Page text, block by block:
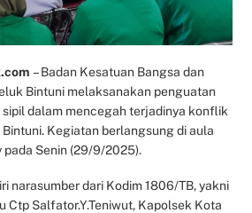
– Badan Kesatuan Bangsa dan
Bintuni melaksanakan penguatan
dalam mencegah terjadinya konflik
Kegiatan berlangsung di aula
pada Senin (29/9/2025).
narasumber dari Kodim 1806/TB, yakni
Ctp Salfator.Y.Teniwut, Kapolsek Kota